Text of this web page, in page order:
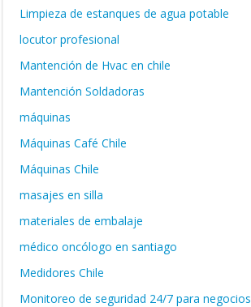
Limpieza de estanques de agua potable
locutor profesional
Mantención de Hvac en chile
Mantención Soldadoras
máquinas
Máquinas Café Chile
Máquinas Chile
masajes en silla
materiales de embalaje
médico oncólogo en santiago
Medidores Chile
Monitoreo de seguridad 24/7 para negocios